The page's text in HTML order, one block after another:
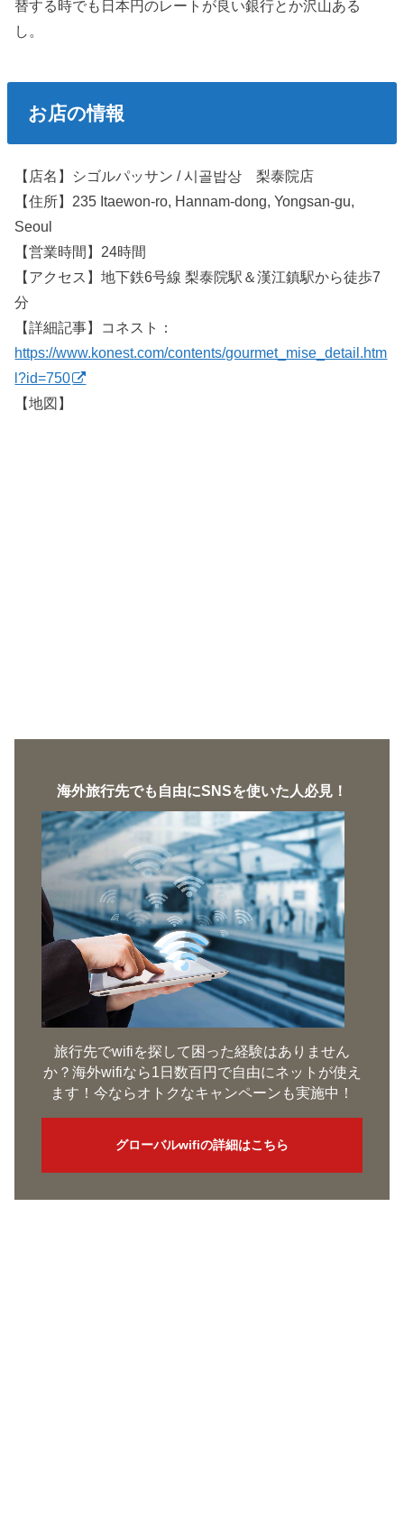
替する時でも日本円のレートが良い銀行とか沢山ある
し。
お店の情報
【店名】シゴルパッサン / 시골밥상 梨泰院店
【住所】235 Itaewon-ro, Hannam-dong, Yongsan-gu,
Seoul
【営業時間】24時間
【アクセス】地下鉄6号線 梨泰院駅＆漢江鎮駅から徒歩7
分
【詳細記事】コネスト：
https://www.konest.com/contents/gourmet_mise_detail.htm
l?id=750
【地図】
海外旅行先でも自由にSNSを使いた人必見！
旅行先でwifiを探して困った経験はありません
か？海外wifiなら1日数百円で自由にネットが使え
ます！今ならオトクなキャンペーンも実施中！
グローバルwifiの詳細はこちら